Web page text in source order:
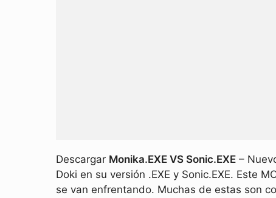
Descargar Monika.EXE VS Sonic.EXE –
Doki en su versión .EXE y Sonic.EXE. Este
se van enfrentando. Muchas de estas son